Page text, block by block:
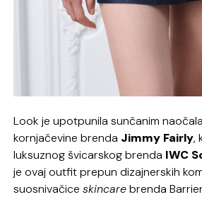
Look je upotpunila sunčanim
kornjačevine brenda Jimmy Fairly,
luksuznog švicarskog brenda IWC
je ovaj outfit prepun dizajnerskih
suosnivačiceskincarebrenda